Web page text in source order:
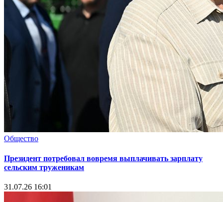
Общество
Президент потребовал вовремя выплачивать зарплату
сельским труженикам
31.07.26 16:01